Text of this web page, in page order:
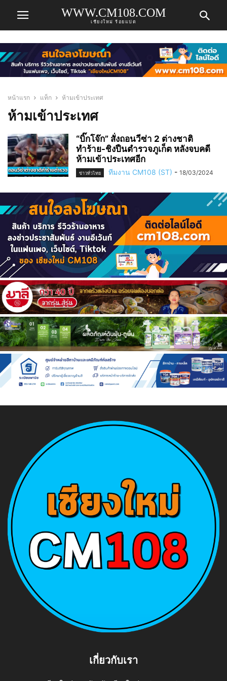
WWW.CM108.COM
เชียงใหม่ ร้อยแปด
หน้าแรก แท็ก ห้ามเข้าประเทศ
ห้ามเข้าประเทศ
“บิ๊กโจ๊ก” สั่งถอนวีซ่า 2 ต่างชาติ
ทำร้าย-ชิงปืนตำรวจภูเก็ต หลังจบคดี
ห้ามเข้าประเทศอีก
ข่าวทั่วไทย ทีมงาน CM108 (ST) - 18/03/2024
เกี่ยวกับเรา